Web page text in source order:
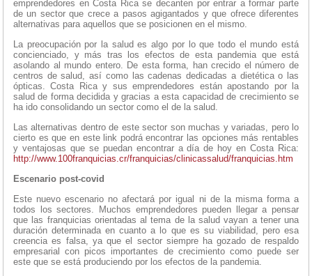
emprendedores en Costa Rica se decanten por entrar a formar parte
de un sector que crece a pasos agigantados y que ofrece diferentes
alternativas para aquellos que se posicionen en el mismo.
La preocupación por la salud es algo por lo que todo el mundo está
concienciado, y más tras los efectos de esta pandemia que está
asolando al mundo entero. De esta forma, han crecido el número de
centros de salud, así como las cadenas dedicadas a dietética o las
ópticas. Costa Rica y sus emprendedores están apostando por la
salud de forma decidida y gracias a esta capacidad de crecimiento se
ha ido consolidando un sector como el de la salud.
Las alternativas dentro de este sector son muchas y variadas, pero lo
cierto es que en este link podrá encontrar las opciones más rentables
y ventajosas que se puedan encontrar a día de hoy en Costa Rica:
http://www.100franquicias.cr/franquicias/clinicassalud/franquicias.htm
Escenario post-covid
Este nuevo escenario no afectará por igual ni de la misma forma a
todos los sectores. Muchos emprendedores pueden llegar a pensar
que las franquicias orientadas al tema de la salud vayan a tener una
duración determinada en cuanto a lo que es su viabilidad, pero esa
creencia es falsa, ya que el sector siempre ha gozado de respaldo
empresarial con picos importantes de crecimiento como puede ser
este que se está produciendo por los efectos de la pandemia.